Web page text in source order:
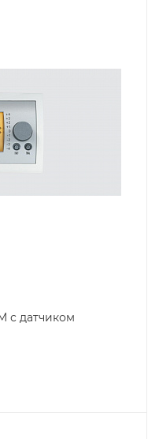
с датчиком